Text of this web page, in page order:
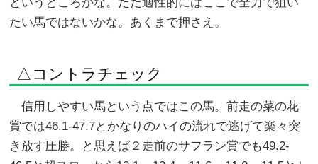
たい馬ではないかな。あくまで押さえ。
△コントラチェック
信用しやすい馬という点ではこの馬。前走の菜の花
賞では46.1-47.7とかなりのハイの流れで逃げて楽々突
き放す圧勝。と思えば２走前のサフラン賞でも49.2-